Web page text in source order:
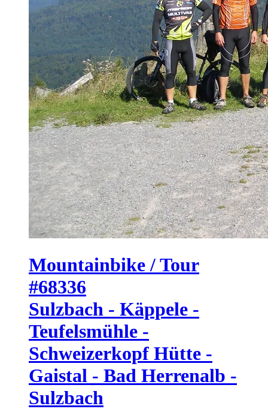
Mountainbike / Tour
#68336
Sulzbach - Käppele -
Teufelsmühle -
Schweizerkopf Hütte -
Gaistal - Bad Herrenalb -
Sulzbach